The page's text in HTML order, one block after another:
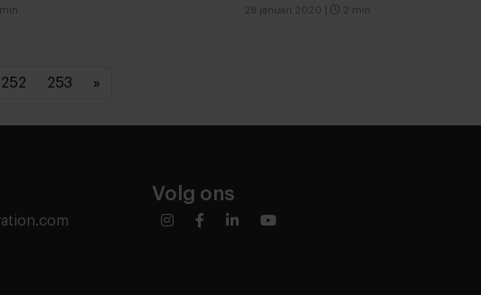
28 januari 2020 2 min
252 253 »
Volg ons